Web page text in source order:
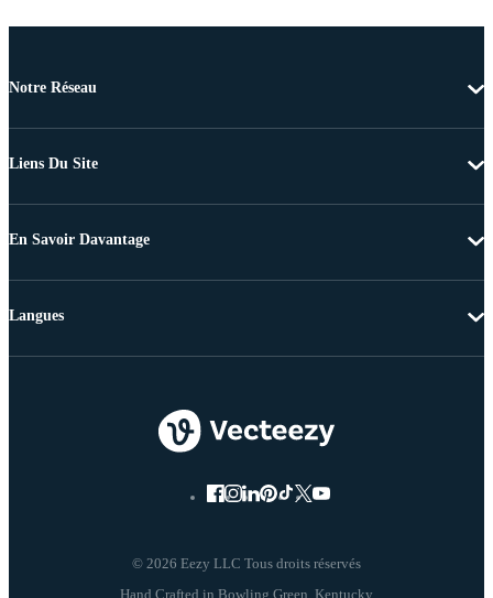
Notre Réseau
Liens Du Site
En Savoir Davantage
© 2026 Eezy LLC Tous droits réservés
Langues